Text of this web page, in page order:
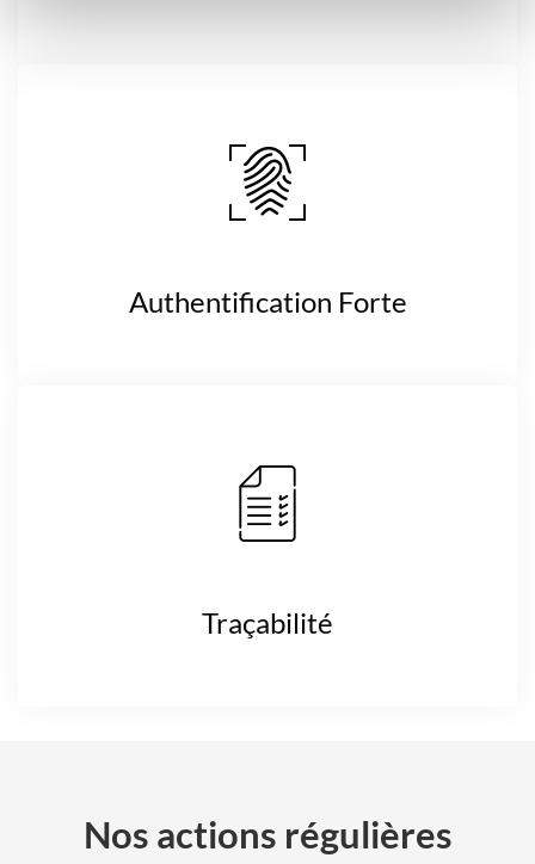
Authentification Forte
Traçabilité
Nos actions régulières